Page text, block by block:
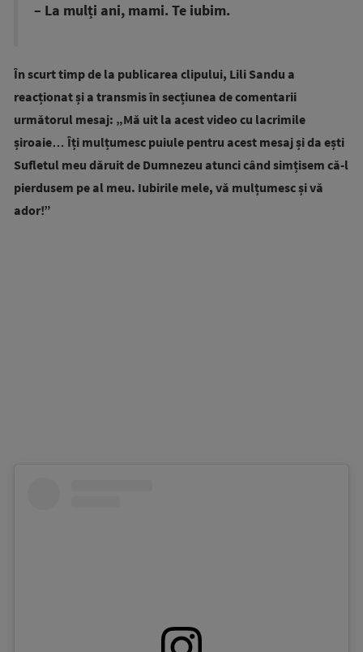
– La mulți ani, mami. Te iubim.
În scurt timp de la publicarea clipului, Lili Sandu a
reacționat și a transmis în secțiunea de comentarii
următorul mesaj: „Mă uit la acest video cu lacrimile
șiroaie… Îți mulțumesc puiule pentru acest mesaj și da ești
Sufletul meu dăruit de Dumnezeu atunci când simțisem că-l
pierdusem pe al meu. Iubirile mele, vă mulțumesc și vă
ador!”